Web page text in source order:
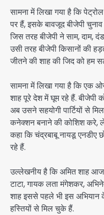
सामना में लिखा गया है कि
पर हैं, इसके बावजूद बीजेपी
जिस तरह बीजेपी ने साम, दाम,
उसी तरह बीजेपी किसानों की
जीतने की शाह की जिद को हम
सामना में लिखा गया है कि एक
शाह पूरे देश में घूम रहे हैं. बीजेपी
अब उसने सहयोगी पार्टियों से
कनेक्शन बनाने की कोशिश करे,
कहा कि चंद्रबाबू नायडू एनडीए
रहे हैं.
उल्लेखनीय है कि अमित शाह आज
टाटा, गायक लता मंगेशकर,
शाह इससे पहले भी इस अभियान
हस्तियों से मिल चुके हैं.